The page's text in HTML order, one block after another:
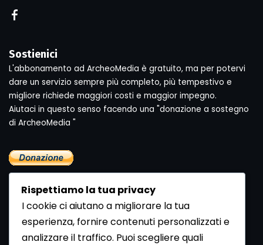
Sostienici
L'abbonamento ad ArcheoMedia è gratuito, ma per potervi
dare un servizio sempre più completo, più tempestivo e
migliore richiede maggiori costi e maggior impegno.
Aiutaci in questo senso facendo una "donazione a sostegno
di ArcheoMedia "
Rispettiamo la tua privacy
I cookie ci aiutano a migliorare la tua
esperienza, fornire contenuti personalizzati e
analizzare il traffico. Puoi scegliere quali